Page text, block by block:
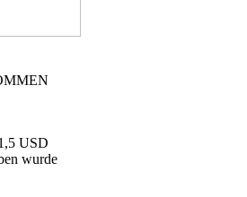
USD
wurde